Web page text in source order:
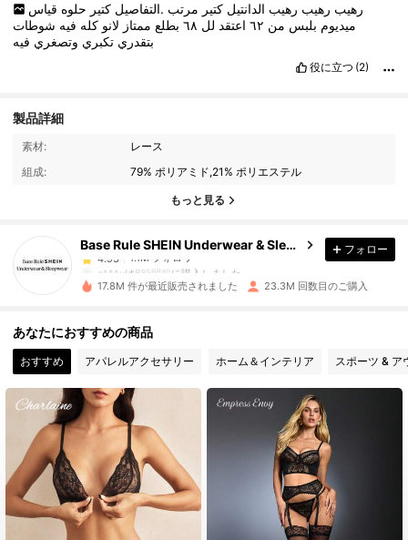
رهيب رهيب رهيب الدانتيلكتير مرتب .التفاصيلكتير حلوه قياس
ميديوم بلبس من ٦٢ اعتقد لل ٦٨ بطلع ممتاز لانو كله فيه شوطات
بتقدري تكبري وتصغري فيه
役に立つ (2)
製品詳細
素材:
レース
組成:
79% ポリアミド,21% ポリエステル
もっと見る
Base Rule SHEIN Underwear & Sleepwear
1.1M フォロワー
4.93
1.1M フォロワー
c***u
は8時間前 に購入しました
4.93 1.1M フォロワー
4.93 1.1M フォロワー
4.93 1.1M フォロワー
4.93 1.1M フォロワー
フォロー
17.8M 件が最近販売されました 23.3M 回数目のご購入
あなたにおすすめの商品
おすすめ アパレルアクセサリー ホーム＆インテリア スポーツ & ア